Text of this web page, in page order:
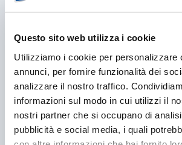
Questo sito web utilizza i cookie
Utilizziamo i cookie per personalizzare
annunci, per fornire funzionalità dei
analizzare il nostro traffico.
informazioni sul modo in cui utilizzi il
nostri partner che si occupano di
pubblicità e social media, i quali